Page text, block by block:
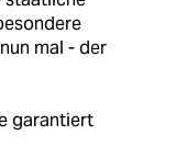
mal - der
garantiert